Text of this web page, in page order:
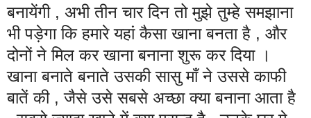
बनायेंगी , अभी तीन चार दिन तो मुझे तुम्हे समझाना
भी पड़ेगा कि हमारे यहां कैसा खाना बनता है , और
दोनों ने मिल कर खाना बनाना शुरू कर दिया ।
खाना बनाते बनाते उसकी सासु माँ ने उससे काफी
बातें की , जैसे उसे सबसे अच्छा क्या बनाना आता है